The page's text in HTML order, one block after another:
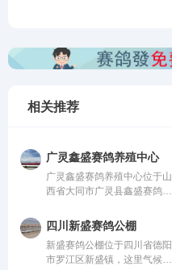
相关推荐
广灵鑫盛赛鸽养殖中心
广灵鑫盛赛鸽养殖中心位于山
西省大同市广灵县鑫盛赛鸽养
管。该公棚以国际、国内先
进、科学合理的设计方案进行
建设，采用一体化钢架结构，
公棚长200米，宽28米，高15
四川新盛赛鸽公棚
新盛赛鸽公棚位于四川省德阳
市罗江区新盛镇，这里气候温